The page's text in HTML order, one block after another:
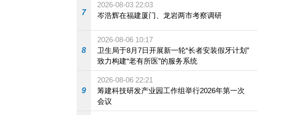
7
2026-08-03 22:03
岑浩辉在福建厦门、龙岩两市考察调研
8
2026-08-06 10:17
卫生局于8月7日开展新一轮“长者安装假牙计划”
致力构建“老有所医”的服务系统
9
2026-08-06 22:21
筹建科技研发产业园工作组举行2026年第一次
会议